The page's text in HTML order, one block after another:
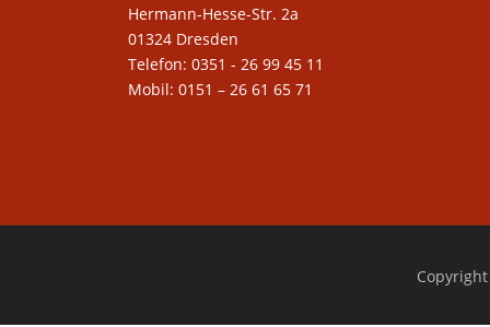
Hermann-Hesse-Str. 2a
01324 Dresden
Telefon: 0351 - 26 99 45 11
Mobil: 0151 – 26 61 65 71